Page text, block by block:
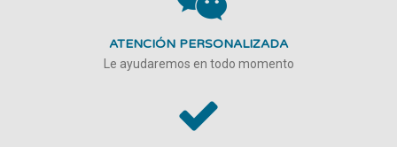
ATENCIÓN PERSONALIZADA
Le ayudaremos en todo momento